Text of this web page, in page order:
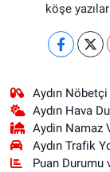
köşe
Aydın
Aydın Hava
Aydin Namaz
Aydın Trafik
Puan Durumu